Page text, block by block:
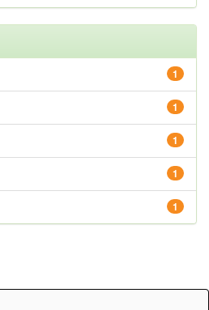
1
1
1
1
1